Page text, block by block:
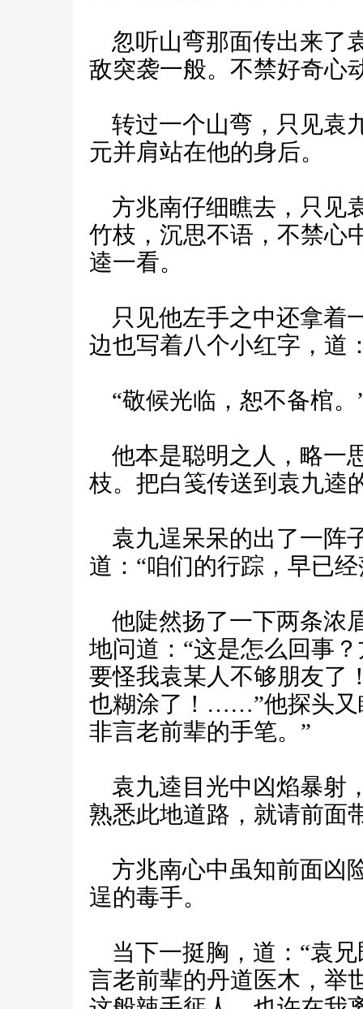
忽听山弯那面传出来了
敌突袭一般。不禁好奇心
转过一个山弯，只见袁
元并肩站在他的身后。
方兆南仔细瞧去，只见
竹枝，沉思不语，不禁心
逵一看。
只见他左手之中还拿着
边也写着八个小红字，道
“敬候光临，恕不备棺。
他本是聪明之人，略一
枝。把白笺传送到袁九逵
袁九逞呆呆的出了一阵
道：“咱们的行踪，早已
他陡然扬了一下两条浓
地问道：“这是怎么回事
要怪我袁某人不够朋友了
也糊涂了！……”他探头又
非言老前辈的手笔。”
袁九逵目光中凶焰暴射
熟悉此地道路，就请前面
方兆南心中虽知前面凶
逞的毒手。
当下一挺胸，道：“袁
言老前辈的丹道医木，举